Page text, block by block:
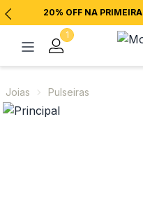
20% OFF NA
1
Joias Pulseiras